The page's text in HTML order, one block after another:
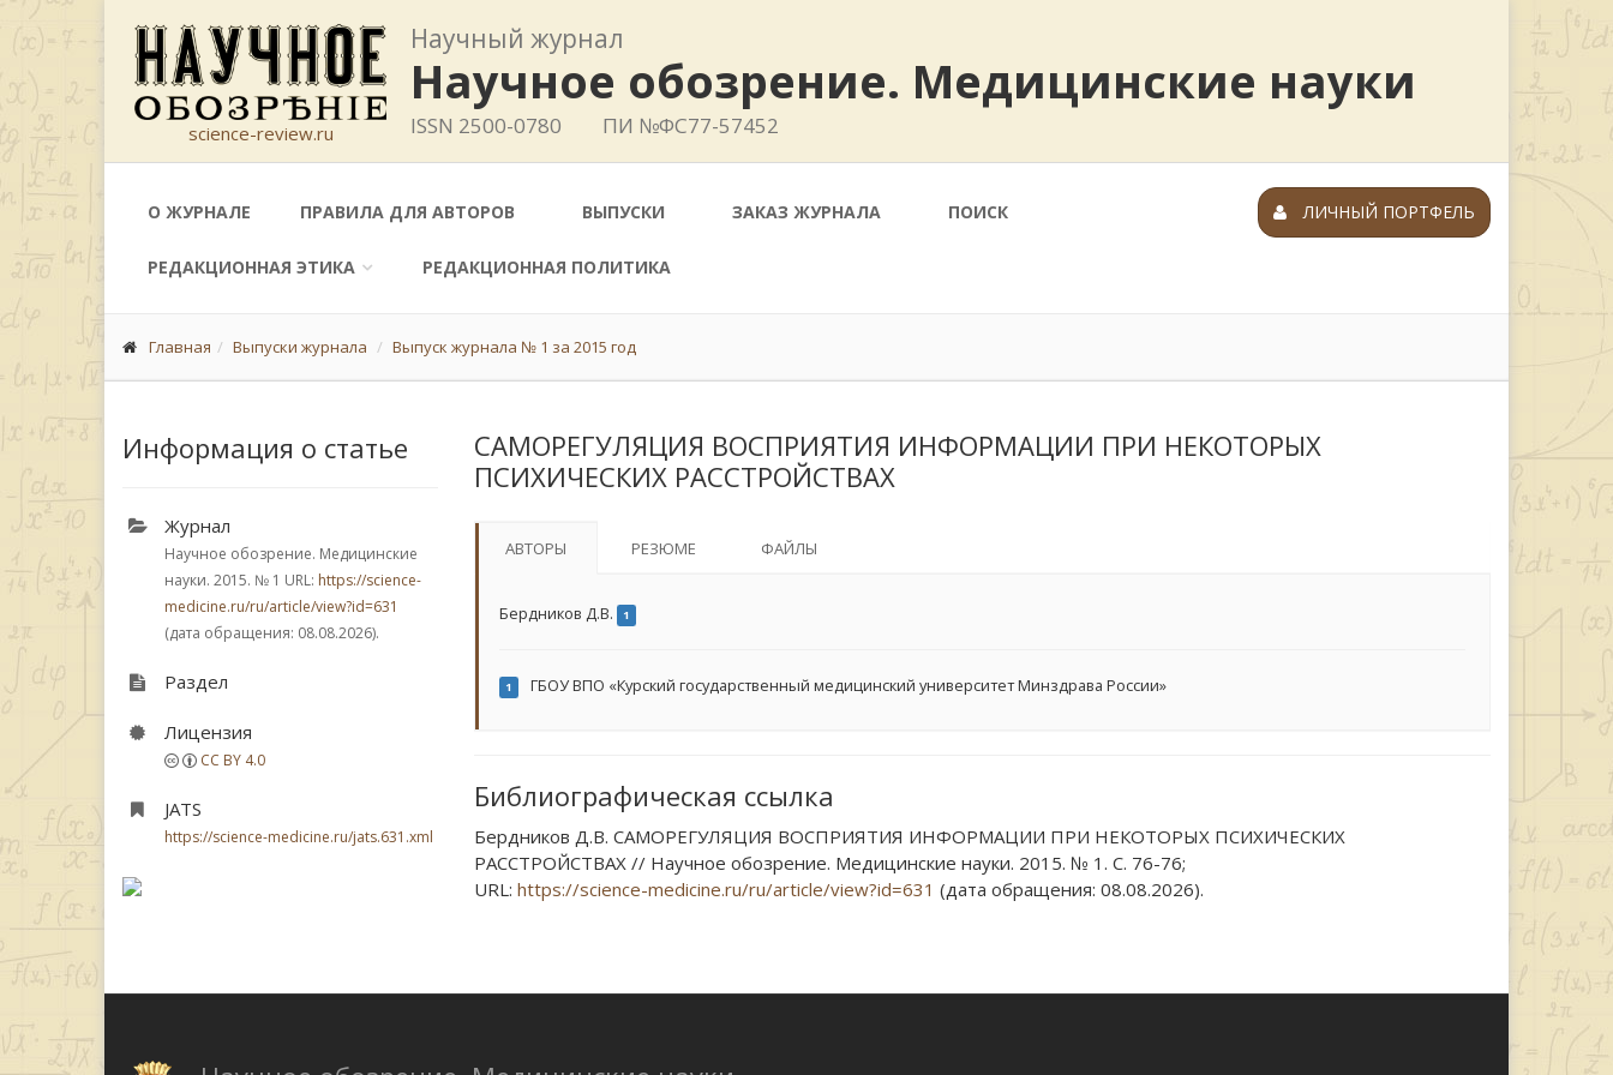
science-review.ru
Научный журнал
Научное обозрение. Медицинские науки
ISSN 2500-0780 ПИ №ФС77-57452
О ЖУРНАЛЕ ПРАВИЛА ДЛЯ АВТОРОВ ВЫПУСКИ ЗАКАЗ ЖУРНАЛА ПОИСК
РЕДАКЦИОННАЯ ЭТИКА РЕДАКЦИОННАЯ ПОЛИТИКА
ЛИЧНЫЙ ПОРТФЕЛЬ
Главная Выпуски журнала Выпуск журнала № 1 за 2015 год
Информация о статье
Журнал
Научное обозрение. Медицинские
науки. 2015. № 1 URL: https://science-
medicine.ru/ru/article/view?id=631
(дата обращения: 08.08.2026).
Раздел
Лицензия
CC BY 4.0
JATS
https://science-medicine.ru/jats.631.xml
САМОРЕГУЛЯЦИЯ ВОСПРИЯТИЯ ИНФОРМАЦИИ ПРИ НЕКОТОРЫХ
ПСИХИЧЕСКИХ РАССТРОЙСТВАХ
АВТОРЫ РЕЗЮМЕ ФАЙЛЫ
Бердников Д.В. 1
1 ГБОУ ВПО «Курский государственный медицинский университет Минздрава России»
Библиографическая ссылка
Бердников Д.В. САМОРЕГУЛЯЦИЯ ВОСПРИЯТИЯ ИНФОРМАЦИИ ПРИ НЕКОТОРЫХ ПСИХИЧЕСКИХ
РАССТРОЙСТВАХ // Научное обозрение. Медицинские науки. 2015. № 1. С. 76-76;
URL: https://science-medicine.ru/ru/article/view?id=631 (дата обращения: 08.08.2026).